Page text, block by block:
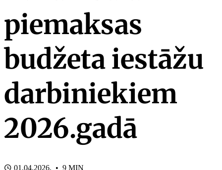
piemaksas
budžeta iestāžu
darbiniekiem
2026.gadā
01.04.2026. • 9 MIN